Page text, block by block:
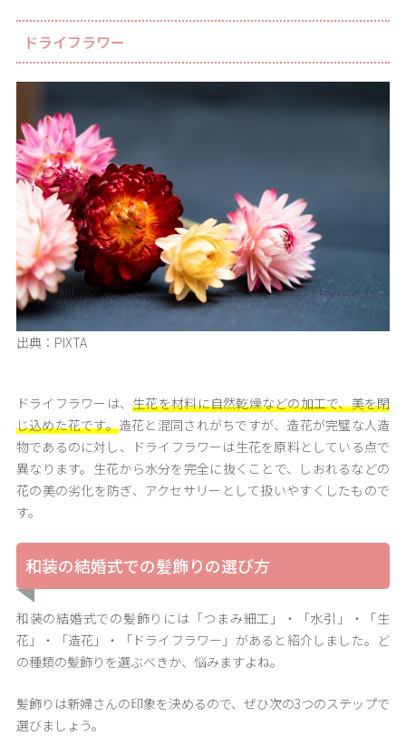
ドライフラワー
出典：PIXTA
ドライフラワーは、生花を材料に自然乾燥などの加工で、美を閉
じ込めた花です。造花と混同されがちですが、造花が完璧な人造
物であるのに対し、ドライフラワーは生花を原料としている点で
異なります。生花から水分を完全に抜くことで、しおれるなどの
花の美の劣化を防ぎ、アクセサリーとして扱いやすくしたもので
す。
和装の結婚式での髪飾りの選び方
和装の結婚式での髪飾りには「つまみ細工」・「水引」・「生
花」・「造花」・「ドライフラワー」があると紹介しました。ど
の種類の髪飾りを選ぶべきか、悩みますよね。
髪飾りは新婦さんの印象を決めるので、ぜひ次の3つのステップで
選びましょう。